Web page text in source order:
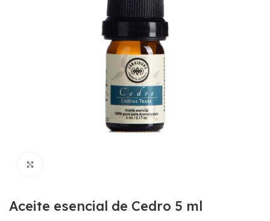
Aceite esencial de Cedro 5 ml